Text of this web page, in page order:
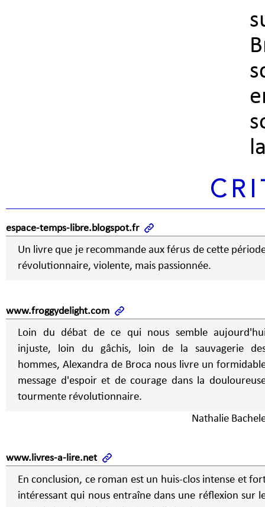
espace-temps-libre.blogspot.fr
Un livre que je recommande aux férus de cette
révolutionnaire, violente, mais passionnée.
www.froggydelight.com
Loin du débat de ce qui nous semble
injuste, loin du gâchis, loin de la sauvagerie
hommes, Alexandra de Broca nous livre un
message d'espoir et de courage dans la
tourmente révolutionnaire.
Nathalie
www.livres-a-lire.net
En conclusion, ce roman est un huis-clos intense et
intéressant qui nous entraîne dans une réflexion sur